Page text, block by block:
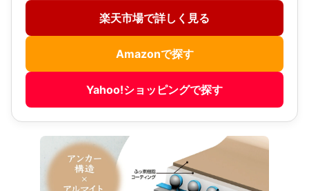
楽天市場で詳しく見る
Amazonで探す
Yahoo!ショッピングで探す